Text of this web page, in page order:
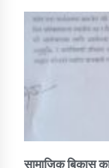
सामाजिक बिकास